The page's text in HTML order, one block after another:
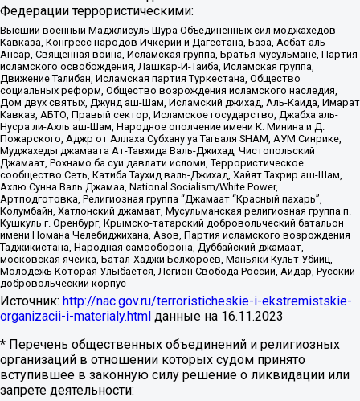
Федерации террористическими:
Высший военный Маджлисуль Шура Объединенных сил моджахедов
Кавказа, Конгресс народов Ичкерии и Дагестана, База, Асбат аль-
Ансар, Священная война, Исламская группа, Братья-мусульмане, Партия
исламского освобождения, Лашкар-И-Тайба, Исламская группа,
Движение Талибан, Исламская партия Туркестана, Общество
социальных реформ, Общество возрождения исламского наследия,
Дом двух святых, Джунд аш-Шам, Исламский джихад, Аль-Каида, Имарат
Кавказ, АБТО, Правый сектор, Исламское государство, Джабха аль-
Нусра ли-Ахль аш-Шам, Народное ополчение имени К. Минина и Д.
Пожарского, Аджр от Аллаха Субхану уа Тагьаля SHAM, АУМ Синрике,
Муджахеды джамаата Ат-Тавхида Валь-Джихад, Чистопольский
Джамаат, Рохнамо ба суи давлати исломи, Террористическое
сообщество Сеть, Катиба Таухид валь-Джихад, Хайят Тахрир аш-Шам,
Ахлю Сунна Валь Джамаа, National Socialism/White Power,
Артподготовка, Религиозная группа “Джамаат “Красный пахарь”,
Колумбайн, Хатлонский джамаат, Мусульманская религиозная группа п.
Кушкуль г. Оренбург, Крымско-татарский добровольческий батальон
имени Номана Челебиджихана, Азов, Партия исламского возрождения
Таджикистана, Народная самооборона, Дуббайский джамаат,
московская ячейка, Батал-Хаджи Белхороев, Маньяки Культ Убийц,
Молодёжь Которая Улыбается, Легион Свобода России, Айдар, Русский
добровольческий корпус
Источник: http://nac.gov.ru/terroristicheskie-i-ekstremistskie-
organizacii-i-materialy.html данные на 16.11.2023
* Перечень общественных объединений и религиозных
организаций в отношении которых судом принято
вступившее в законную силу решение о ликвидации или
запрете деятельности: